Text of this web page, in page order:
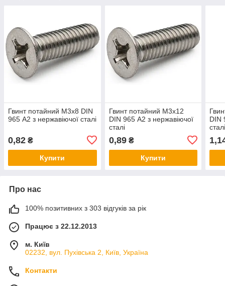
Гвинт потайний М3х8 DIN
965 А2 з нержавіючої сталі
0,82 ₴
Купити
Гвинт потайний М3х12
DIN 965 А2 з нержавіючої
сталі
0,89₴
Купити
DIN
Про нас
100% позитивних з 303 відгуків за рік
Працює з 22.12.2013
м. Київ
02232, вул. Пухівська 2, Київ, Україна
Контакти